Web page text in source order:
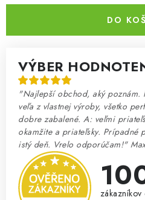
DO
VÝBER
"Najlepší obchod, aký poznám.
veľa z vlastnej výroby, všetko
dobre zabalené. A: veľmi
okamžite a priateľsky. Prípadné
istý deň. Vrelo odporúčam!"